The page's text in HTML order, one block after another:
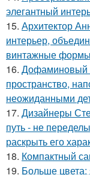
элегантный
15. Архитектор
интерьер,
винтажные
16. Дофаминовый
пространство,
неожиданными
17. Дизайнеры
путь - не
раскрыть его
18. Компактный
19. Больше цвета: